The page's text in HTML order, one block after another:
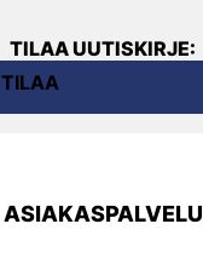
TILAA UUTISKIRJE:
TILAA
ASIAKASPALVELU